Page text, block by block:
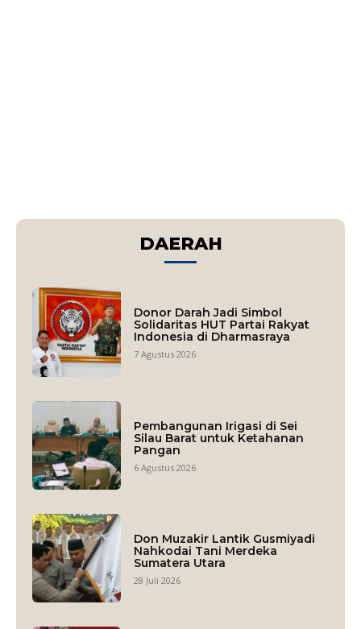
DAERAH
Donor Darah Jadi Simbol
Solidaritas HUT Partai Rakyat
Indonesia di Dharmasraya
7 Agustus 2026
Pembangunan Irigasi di Sei
Silau Barat untuk Ketahanan
Pangan
6 Agustus 2026
Don Muzakir Lantik Gusmiyadi
Nahkodai Tani Merdeka
Sumatera Utara
28 Juli 2026